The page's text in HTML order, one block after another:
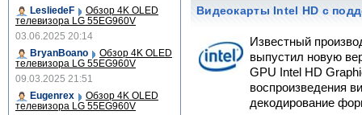
Видеокарты Intel HD с
Известный
выпустил новую
GPU Intel HD
воспроизведения
декодирование
LesliedeF
Обзор 4K OLED
телевизора LG 55EG960V
03.06.2025 20:14
BryanBoano
Обзор 4K OLED
телевизора LG 55EG960V
09.03.2025 21:51
Eugenrex
Обзор 4K OLED
телевизора LG 55EG960V